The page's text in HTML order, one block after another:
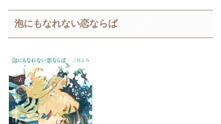
泡にもなれない恋ならば